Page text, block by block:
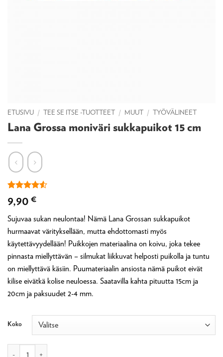
ETUSIVU / TEE SE ITSE -TUOTTEET / MUUT / TYÖVÄLINEET
Lana Grossa moniväri sukkapuikot 15 cm
Arvio 4.5
5:stä
2
asiakkaan
arvotukseen.
9,90 €
Sujuvaa sukan neulontaa! Nämä Lana Grossan sukkapuikot
hurmaavat värityksellään, mutta ehdottomasti myös
käytettävyydellään! Puikkojen materiaalina on koivu, joka tekee
pinnasta miellyttävän – silmukat liikkuvat helposti puikolla ja tuntu
on miellyttävä käsiin. Puumateriaalin ansiosta nämä puikot eivät
kilise eivätkä kolise neuloessa. Saatavilla kahta pituutta 15cm ja
20cm ja paksuudet 2-4 mm.
Koko